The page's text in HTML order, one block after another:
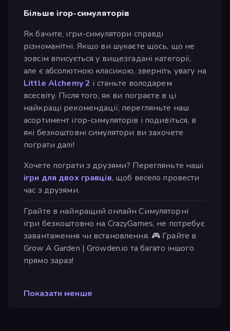
Більше ігор-симуляторів
Як бачите, ігри-симулятори справді
різноманітні. Якщо ви шукаєте щось, що не
зовсім вписується у вищезгадані категорії,
але є абсолютною класикою, зверніть увагу на
Little Alchemy 2 і станьте володарем
всесвіту. Після того, як ви пограєте в ці
найкращі рекомендації, перегляньте наш
асортимент ігор-симуляторів і подивіться, в
які безкоштовні симулятори ви захочете
пограти далі!
Хочете пограти з друзями? Перегляньте наші
ігри для двох гравців, щоб весело провести
час з друзями.
Грайте в найкращий онлайн Симуляторні
ігри безкоштовно на CrazyGames, не потребує
завантаження чи встановлення. 🎮 Грайте в
Grow A Garden | Growden.io та багато іншого
прямо зараз!
Показати менше